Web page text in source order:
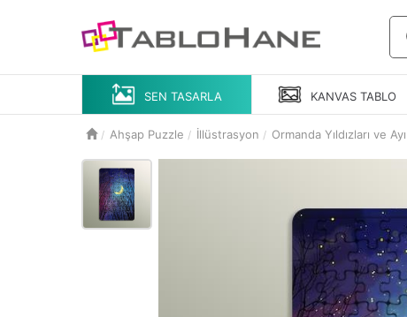
SEN TASARLA KANVAS TABLO
Ahşap Puzzle İllüstrasyon Ormanda Yıldızları ve